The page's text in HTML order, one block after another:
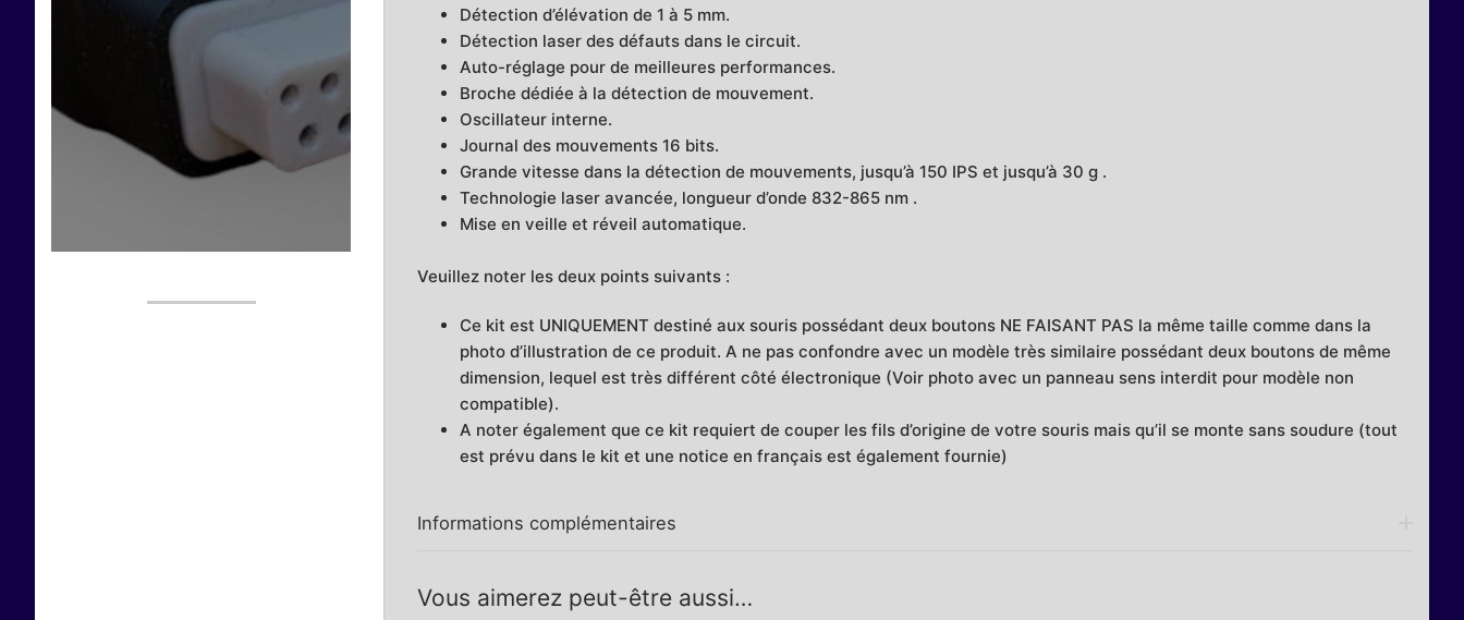
Détection d’élévation de 1 à 5 mm.
Détection laser des défauts dans le circuit.
Auto-réglage pour de meilleures performances.
Broche dédiée à la détection de mouvement.
Oscillateur interne.
Journal des mouvements 16 bits.
Grande vitesse dans la détection de mouvements, jusqu’à 150 IPS et jusqu’à 30 g .
Technologie laser avancée, longueur d’onde 832-865 nm .
Mise en veille et réveil automatique.
Veuillez noter les deux points suivants :
Ce kit est UNIQUEMENT destiné aux souris possédant deux boutons NE FAISANT PAS la même taille comme dans la
photo d’illustration de ce produit. A ne pas confondre avec un modèle très similaire possédant deux boutons de même
dimension, lequel est très différent côté électronique (Voir photo avec un panneau sens interdit pour modèle non
compatible).
A noter également que ce kit requiert de couper les fils d’origine de votre souris mais qu’il se monte sans soudure (tout
est prévu dans le kit et une notice en français est également fournie)
Informations complémentaires
Vous aimerez peut-être aussi…